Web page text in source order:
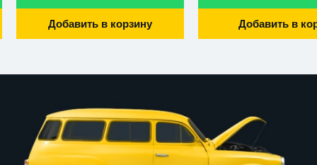
Добавить в корзину Добавить в